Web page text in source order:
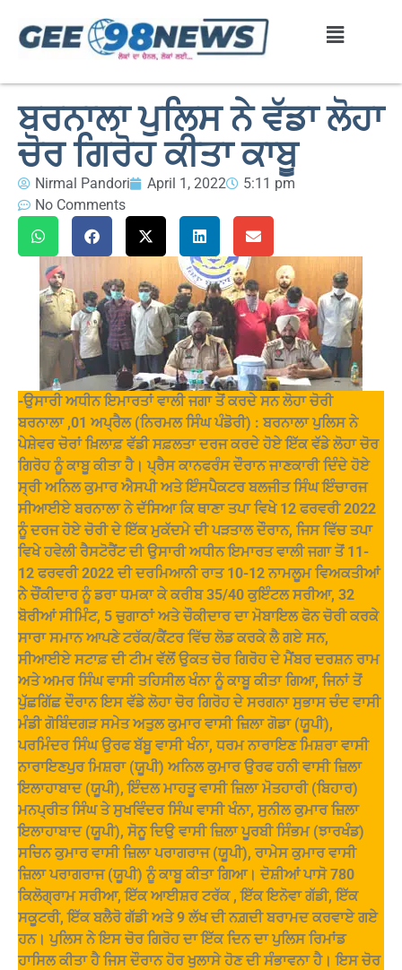
ਬਰਨਾਲਾ ਪੁਲਿਸ ਨੇ ਵੱਡਾ ਲੋਹਾ
ਚੋਰ ਗਿਰੋਹ ਕੀਤਾ ਕਾਬੂ
Nirmal Pandori April 1, 2022
5:11 pm
No Comments
-ਉਸਾਰੀ ਅਧੀਨ ਇਮਾਰਤਾਂ ਵਾਲੀ ਜਗਾ ਤੋਂ ਕਰਦੇ ਸਨ ਲੋਹਾ ਚੋਰੀ
ਬਰਨਾਲਾ ,01 ਅਪ੍ਰੈਲ (ਨਿਰਮਲ ਸਿੰਘ ਪੰਡੋਰੀ) : ਬਰਨਾਲਾ ਪੁਲਿਸ ਨੇ
ਪੇਸ਼ੇਵਰ ਚੋਰਾਂ ਖ਼ਿਲਾਫ਼ ਵੱਡੀ ਸਫ਼ਲਤਾ ਦਰਜ ਕਰਦੇ ਹੋਏ ਇੱਕ ਵੱਡੇ ਲੋਹਾ ਚੋਰ
ਗਿਰੋਹ ਨੂੰ ਕਾਬੂ ਕੀਤਾ ਹੈ। ਪ੍ਰੈਸ ਕਾਨਫਰੰਸ ਦੌਰਾਨ ਜਾਣਕਾਰੀ ਦਿੰਦੇ ਹੋਏ
ਸ੍ਰੀ ਅਨਿਲ ਕੁਮਾਰ ਐਸਪੀ ਅਤੇ ਇੰਸਪੈਕਟਰ ਬਲਜੀਤ ਸਿੰਘ ਇੰਚਾਰਜ
ਸੀਆਈਏ ਬਰਨਾਲਾ ਨੇ ਦੱਸਿਆ ਕਿ ਥਾਣਾ ਤਪਾ ਵਿਖੇ 12 ਫਰਵਰੀ 2022
ਨੂੰ ਦਰਜ ਹੋਏ ਚੋਰੀ ਦੇ ਇੱਕ ਮੁਕੱਦਮੇ ਦੀ ਪੜਤਾਲ ਦੌਰਾਨ, ਜਿਸ ਵਿੱਚ ਤਪਾ
ਵਿਖੇ ਹਵੇਲੀ ਰੈਸਟੋਰੈਂਟ ਦੀ ਉਸਾਰੀ ਅਧੀਨ ਇਮਾਰਤ ਵਾਲੀ ਜਗਾ ਤੋਂ 11-
12 ਫਰਵਰੀ 2022 ਦੀ ਦਰਮਿਆਨੀ ਰਾਤ 10-12 ਨਾਮਲੂਮ ਵਿਅਕਤੀਆਂ
ਨੇੇ ਚੌਂਕੀਦਾਰ ਨੂੰ ਡਰਾ ਧਮਕਾ ਕੇ ਕਰੀਬ 35/40 ਕੁਇੰਟਲ ਸਰੀਆ, 32
ਬੋਰੀਆਂ ਸੀਮਿੰਟ, 5 ਚੁਗਾਠਾਂ ਅਤੇ ਚੌਕੀਦਾਰ ਦਾ ਮੋਬਾਇਲ ਫੋਨ ਚੋਰੀ ਕਰਕੇ
ਸਾਰਾ ਸਮਾਨ ਆਪਣੇ ਟਰੱਕ/ਕੈਂਟਰ ਵਿੱਚ ਲੋਡ ਕਰਕੇ ਲੈ ਗਏ ਸਨ,
ਸੀਆਈਏ ਸਟਾਫ਼ ਦੀ ਟੀਮ ਵੱਲੋਂ ਉਕਤ ਚੋਰ ਗਿਰੋਹ ਦੇ ਮੈਂਬਰ ਦਰਸ਼ਨ ਰਾਮ
ਅਤੇ ਅਮਰ ਸਿੰਘ ਵਾਸੀ ਤਹਿਸੀਲ ਖੰਨਾ ਨੂੰ ਕਾਬੂ ਕੀਤਾ ਗਿਆ, ਜਿਨਾਂ ਤੋਂ
ਪੁੱਛਗਿੱਛ ਦੌਰਾਨ ਇਸ ਵੱਡੇ ਲੋਹਾ ਚੋਰ ਗਿਰੋਹ ਦੇ ਸਰਗਨਾ ਸੁਭਾਸ ਚੰਦ ਵਾਸੀ
ਮੰਡੀ ਗੋਬਿੰਦਗੜ ਸਮੇਤ ਅਤੁਲ ਕੁਮਾਰ ਵਾਸੀ ਜ਼ਿਲਾ ਗੋਡਾ (ਯੂਪੀ),
ਪਰਮਿੰਦਰ ਸਿੰਘ ਉਰਫ ਬੱਬੂ ਵਾਸੀ ਖੰਨਾ, ਧਰਮ ਨਾਰਾਇਣ ਮਿਸ਼ਰਾ ਵਾਸੀ
ਨਾਰਾਇਣਪੁਰ ਮਿਸ਼ਰਾ (ਯੂਪੀ) ਅਨਿਲ ਕੁਮਾਰ ਉਰਫ ਹਨੀ ਵਾਸੀ ਜ਼ਿਲਾ
ਇਲਾਹਾਬਾਦ (ਯੂਪੀ), ਇੰਦਲ ਮਾਹਤੂ ਵਾਸੀ ਜ਼ਿਲਾ ਮੋਤਹਾਰੀ (ਬਿਹਾਰ)
ਮਨਪ੍ਰੀਤ ਸਿੰਘ ਤੇ ਸੁਖਵਿੰਦਰ ਸਿੰਘ ਵਾਸੀ ਖੰਨਾ, ਸੁਨੀਲ ਕੁਮਾਰ ਜ਼ਿਲਾ
ਇਲਾਹਾਬਾਦ (ਯੂਪੀ), ਸੋਨੂ ਦਿਉ ਵਾਸੀ ਜ਼ਿਲਾ ਪੂਰਬੀ ਸਿੰਭਮ (ਝਾਰਖੰਡ)
ਸਚਿਨ ਕੁਮਾਰ ਵਾਸੀ ਜ਼ਿਲਾ ਪਰਾਗਰਾਜ (ਯੂਪੀ), ਰਾਮੇਸ ਕੁਮਾਰ ਵਾਸੀ
ਜ਼ਿਲਾ ਪਰਾਗਰਾਜ (ਯੂਪੀ) ਨੂੰ ਕਾਬੂ ਕੀਤਾ ਗਿਆ। ਦੋਸ਼ੀਆਂ ਪਾਸੋ 780
ਕਿਲੋਗ੍ਰਾਮ ਸਰੀਆ, ਇੱਕ ਆਈਸ਼ਰ ਟਰੱਕ , ਇੱਕ ਇਨੋਵਾ ਗੱਡੀ, ਇੱਕ
ਸਕੂਟਰੀ, ਇੱਕ ਬਲੈਰੋ ਗੱਡੀ ਅਤੇ 9 ਲੱਖ ਦੀ ਨਗ਼ਦੀ ਬਰਾਮਦ ਕਰਵਾਏ ਗਏ
ਹਨ। ਪੁਲਿਸ ਨੇ ਇਸ ਚੋਰ ਗਿਰੋਹ ਦਾ ਇੱਕ ਦਿਨ ਦਾ ਪੁਲਿਸ ਰਿਮਾਂਡ
ਹਾਸਿਲ ਕੀਤਾ ਹੈ ਜਿਸ ਦੌਰਾਨ ਹੋਰ ਖੁਲਾਸੇ ਹੋਣ ਦੀ ਸੰਭਾਵਨਾ ਹੈ। ਇਸ ਚੋਰ